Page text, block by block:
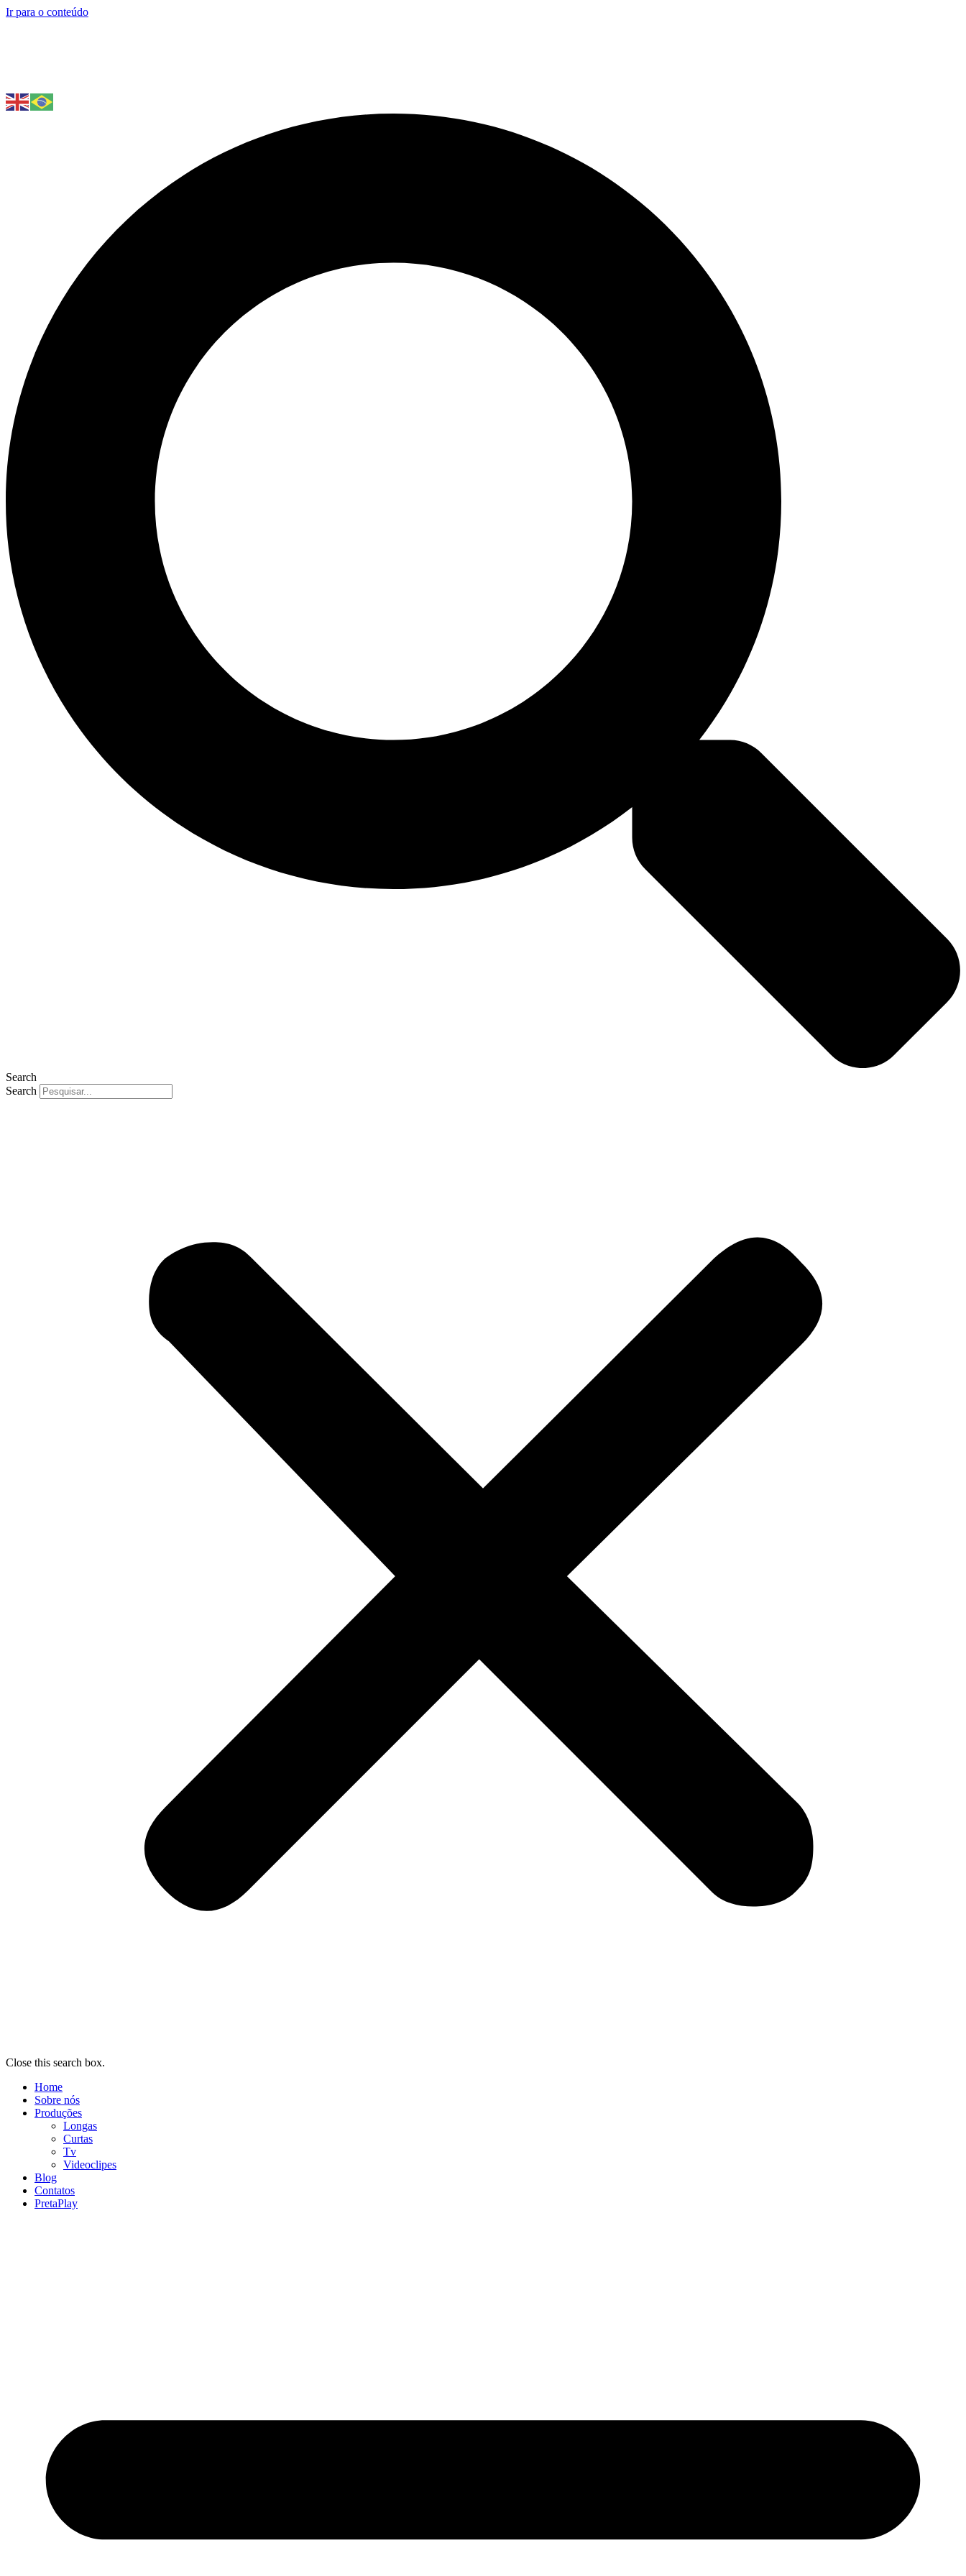
Ir para o conteúdo
Search
Search
Close this search box.
Home
Sobre nós
Produções
Longas
Curtas
Tv
Videoclipes
Blog
Contatos
PretaPlay